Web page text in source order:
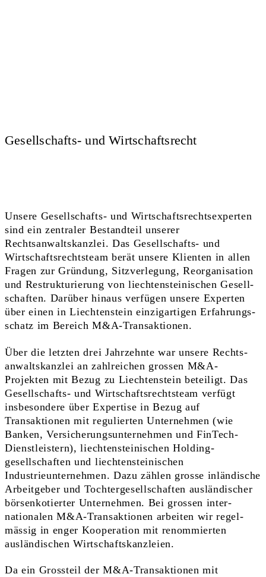
Gesellschafts- undWirtschafts­recht
Unsere Gesell­schafts- und Wirtschafts­rechtsexperten
sind ein zentraler Bestandteil unserer
Rechtsanwaltskanzlei. Das Ge­sell­schafts- und
Wirtschaftsrechtsteam berät unsere Klienten in allen
Fragen zur Gründung, Sitzverlegung, Reor­ganisation
und Restrukturierung von liechten­steinischen Gesell­
schaften. Darüber hinaus verfügen unsere Experten
über einen in Liechtenstein einzigartigen Erfahrungs­­
schatz im Bereich M&A-Transaktionen.
Über die letzten drei Jahrzehnte war unsere Rechts­
anwalts­kanzlei an zahlreichen grossen M&A-
Projekten mit Bezug zu Liechtenstein beteiligt. Das
Gesellschafts- und Wirtschafts­­rechts­team verfügt
insbesondere über Expertise in Bezug auf
Transaktionen mit regulierten Unternehmen (wie
Banken, Versicherungs­unter­nehmen und FinTech-
Dienst­leistern), liechten­steinischen Holding­
gesellschaften und liechten­steinischen
Industrieunternehmen. Dazu zählen grosse inländische
Arbeitgeber und Tochtergesellschaften aus­län­discher
börsenkotierter Unter­nehmen. Bei grossen inter­
nationalen M&A-Transaktionen arbeiten wir regel­
mässig in enger Kooperation mit renommierten
ausländischen Wirt­schafts­­kanzleien.
Da ein Grossteil der M&A-Transaktionen mit